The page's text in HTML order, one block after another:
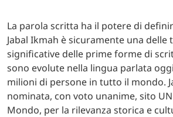
La parola scritta ha il potere di
Jabal Ikmah è sicuramente una delle
significative delle prime forme di
sono evolute nella lingua parlata
milioni di persone in tutto il mondo.
nominata, con voto unanime, sito
Mondo, per la rilevanza storica e